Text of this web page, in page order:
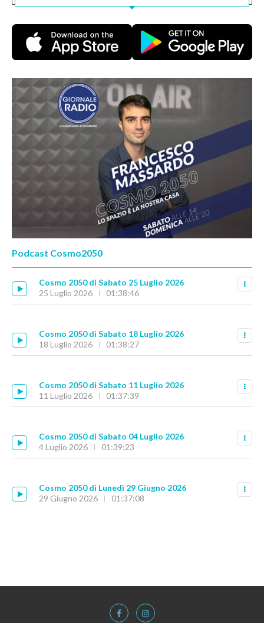
Podcast Cosmo2050
Cosmo 2050 di Sabato 25 Luglio 2026
25 Luglio 2026
01:38:46
Cosmo 2050 di Sabato 18 Luglio 2026
18 Luglio 2026
01:38:27
Cosmo 2050 di Sabato 11 Luglio 2026
11 Luglio 2026
01:37:39
Cosmo 2050 di Sabato 04 Luglio 2026
4 Luglio 2026
01:39:23
Cosmo 2050 di Lunedì 29 Giugno 2026
29 Giugno 2026
01:37:08